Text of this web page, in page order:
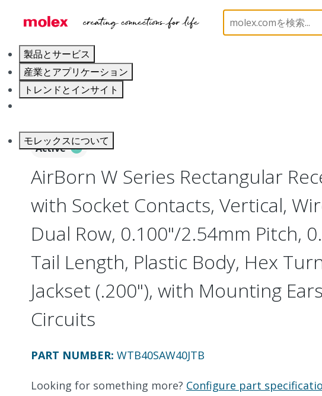
製品とサービス
産業とアプリケーション
トレンドとインサイト
モレックスについて
Board-to-Board Connectors
Active
AirBorn W Series Rectangular
with Socket Contacts, Vertical,
Dual Row, 0.100"/2.54mm Pitch,
Tail Length, Plastic Body, Hex
Jackset (.200"), with Mounting
Circuits
PART NUMBER: WTB40SAW40JTB
Looking for something more? Configure part